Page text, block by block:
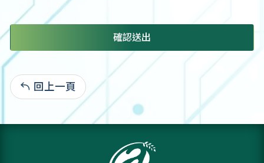
確認送出
回上一頁